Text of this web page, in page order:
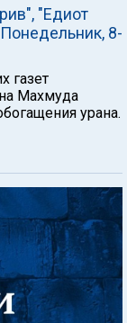
"Едиот
8-
газет
Махмуда
урана.